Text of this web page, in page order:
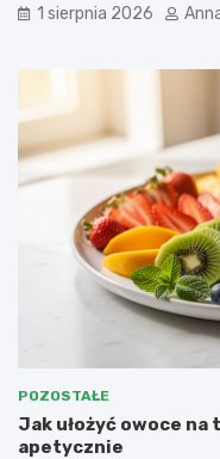
1 sierpnia 2026
POZOSTAŁE
Jak ułożyć owoce
apetycznie